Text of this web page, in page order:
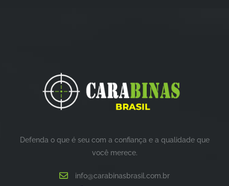
Defenda o que é seu com a confiança e a qualidade que
você merece.
info@carabinasbrasil.com.br